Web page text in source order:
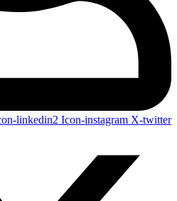
linkedin2 Icon-instagram X-twitter